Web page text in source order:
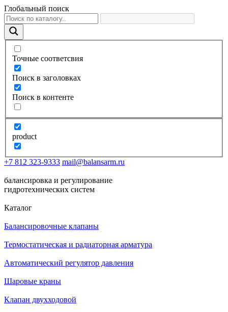
Глобальный поиск
Точные соответсвия
Поиск в заголовках
Поиск в контенте
product
+7 812 323-9333 mail@balansarm.ru
балансировка и регулирование
гидротехнических систем
Каталог
Балансировочные клапаны
Термостатическая и радиаторная арматура
Автоматический регулятор давления
Шаровые краны
Клапан двухходовой